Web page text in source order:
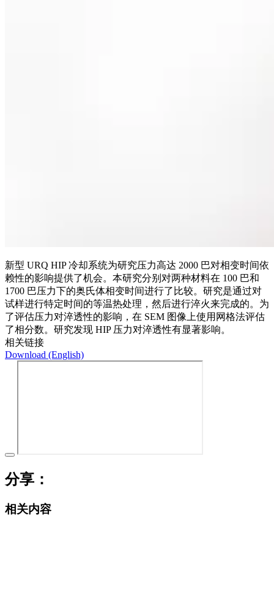
新型 URQ HIP 冷却系统为研究压力高达 2000 巴对相变时间依
赖性的影响提供了机会。本研究分别对两种材料在 100 巴和
1700 巴压力下的奥氏体相变时间进行了比较。研究是通过对
试样进行特定时间的等温热处理，然后进行淬火来完成的。为
了评估压力对淬透性的影响，在 SEM 图像上使用网格法评估
了相分数。研究发现 HIP 压力对淬透性有显著影响。
相关链接
Download (English)
分享：
相关内容